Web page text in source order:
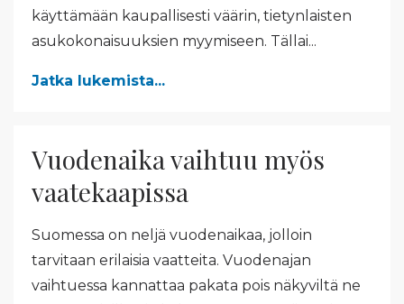
käyttämään kaupallisesti väärin, tietynlaisten
asukokonaisuuksien myymiseen. Tällai...
Jatka lukemista...
Vuodenaika vaihtuu myös
vaatekaapissa
Suomessa on neljä vuodenaikaa, jolloin
tarvitaan erilaisia vaatteita. Vuodenajan
vaihtuessa kannattaa pakata pois näkyviltä ne